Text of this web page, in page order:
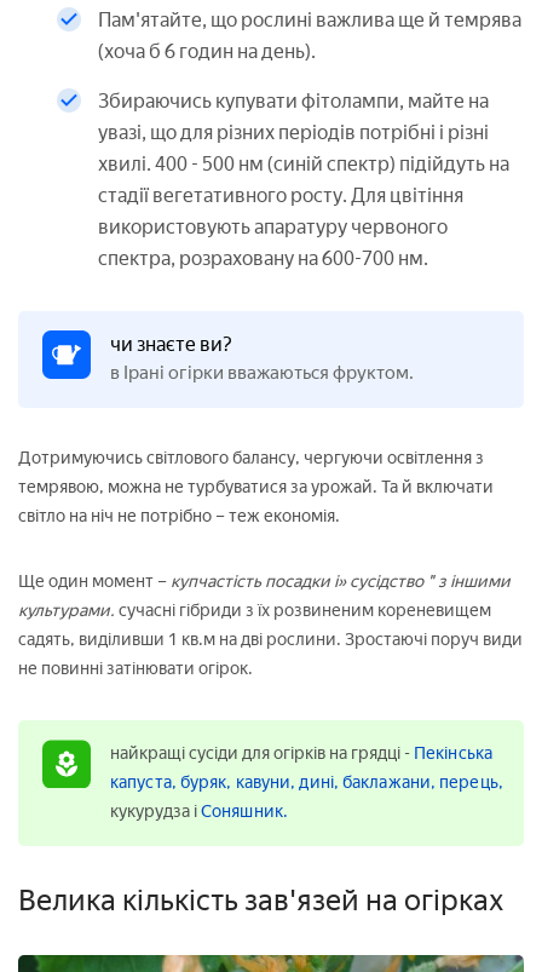
Пам'ятайте, що рослині важлива ще й темрява
(хоча б 6 годин на день).
Збираючись купувати фітолампи, майте на
увазі, що для різних періодів потрібні і різні
хвилі. 400 - 500 нм (синій спектр) підійдуть на
стадії вегетативного росту. Для цвітіння
використовують апаратуру червоного
спектра, розраховану на 600-700 нм.
чи знаєте ви?
в Ірані огірки вважаються фруктом.
Дотримуючись світлового балансу, чергуючи освітлення з
темрявою, можна не турбуватися за урожай. Та й включати
світло на ніч не потрібно – теж економія.
Ще один момент – купчастість посадки і» сусідство " з іншими
культурами. сучасні гібриди з їх розвиненим кореневищем
садять, виділивши 1 кв.м на дві рослини. Зростаючі поруч види
не повинні затінювати огірок.
найкращі сусіди для огірків на грядці - Пекінська
капуста, буряк, кавуни,дині,баклажани, перець,
кукурудза іСоняшник.
Велика кількість зав'язей на огірках